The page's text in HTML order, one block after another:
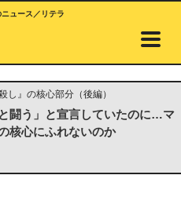
ュース／リテラ
し』の核心部分（後編）
闘う」と宣言していたのに…マ
核心にふれないのか